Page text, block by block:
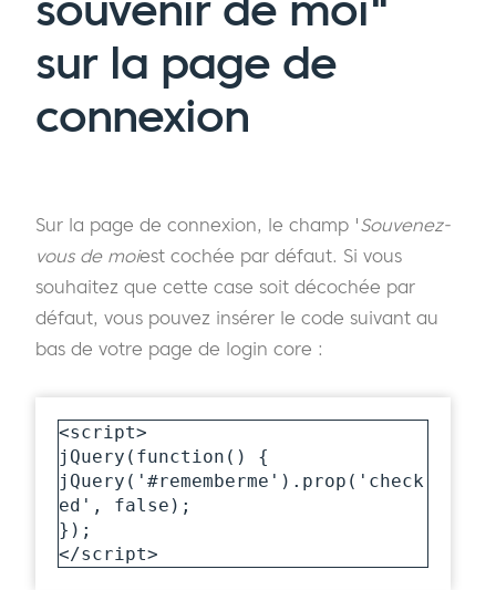
sur la page de
connexion
Sur la page de connexion, le champ 'Souvenez-
vous de moiest cochée par défaut. Si vous
souhaitez que cette case soit décochée par
défaut, vous pouvez insérer le code suivant au
bas de votre page de login core :
<script>
jQuery(function() {
jQuery('#rememberme').prop('check
ed', false);
});
</script>